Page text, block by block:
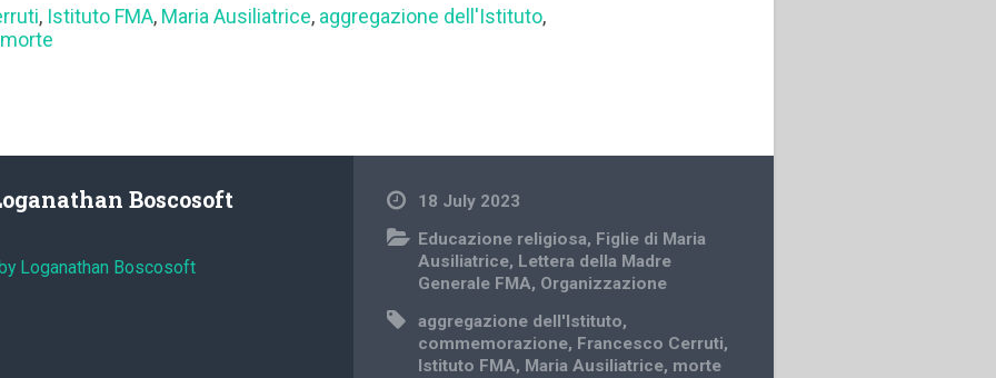
, Istituto FMA, Maria Ausiliatrice, aggregazione dell'Istituto,
morte
Boscosoft
Loganathan Boscosoft
18 July 2023
Educazione religiosa, Figlie di Maria
Ausiliatrice, Lettera della Madre
Generale FMA, Organizzazione
aggregazione dell'Istituto,
commemorazione, Francesco Cerruti,
Istituto FMA, Maria Ausiliatrice, morte